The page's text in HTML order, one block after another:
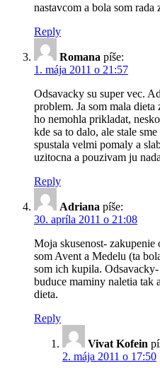
nastavcom a bola som
Reply
Romana píše:
1. mája 2011 o 21:57
Odsavacky su super vec.
problem. Ja som mala
ho nemohla prikladat,
kde sa to dalo, ale stale
spustala velmi pomaly a
uzitocna a pouzivam ju
Reply
Adriana píše:
30. apríla 2011 o 21:08
Moja skusenost- zakupenie
som Avent a Medelu (ta
som ich kupila.
buduce maminy naletia tak
dieta.
Reply
Vivat Kofein
2. mája 2011 o 17:50